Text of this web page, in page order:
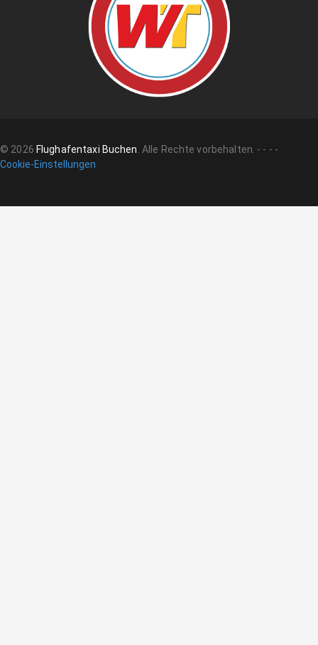
© 2026 Flughafentaxi Buchen. Alle Rechte vorbehalten. - - - -
Cookie-Einstellungen